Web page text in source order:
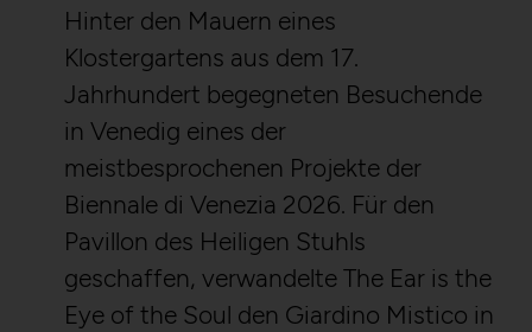
Hinter den Mauern eines
Klostergartens aus dem 17.
Jahrhundert begegneten Besuchende
in Venedig eines der
meistbesprochenen Projekte der
Biennale di Venezia 2026. Für den
Pavillon des Heiligen Stuhls
geschaffen, verwandelte The Ear is the
Eye of the Soul den Giardino Mistico in